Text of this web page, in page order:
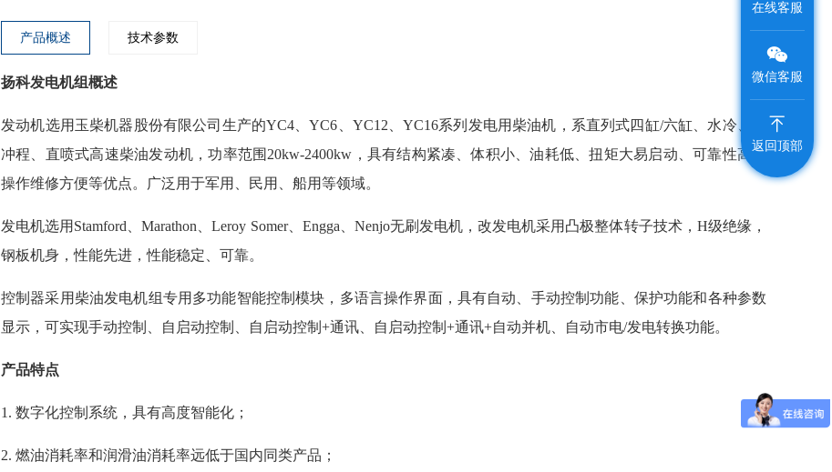
产品概述 技术参数
扬科发电机组概述
发动机选用玉柴机器股份有限公司生产的YC4、YC6、YC12、YC16系列发电用柴油机，系直列式四缸/六缸、水冷、四
冲程、直喷式高速柴油发动机，功率范围20kw-2400kw，具有结构紧凑、体积小、油耗低、扭矩大易启动、可靠性高、
操作维修方便等优点。广泛用于军用、民用、船用等领域。
发电机选用Stamford、Marathon、Leroy Somer、Engga、Nenjo无刷发电机，改发电机采用凸极整体转子技术，H级绝缘，
钢板机身，性能先进，性能稳定、可靠。
控制器采用柴油发电机组专用多功能智能控制模块，多语言操作界面，具有自动、手动控制功能、保护功能和各种参数
显示，可实现手动控制、自启动控制、自启动控制+通讯、自启动控制+通讯+自动并机、自动市电/发电转换功能。
产品特点
1. 数字化控制系统，具有高度智能化；
2. 燃油消耗率和润滑油消耗率远低于国内同类产品；
在线客服
微信客服
返回顶部